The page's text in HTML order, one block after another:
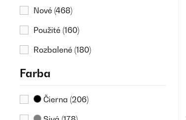
Nové (468)
Použité (160)
Rozbalené (180)
Farba
Čierna (206)